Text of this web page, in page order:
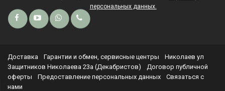
персональных данных.
Доставка Гарантии и обмен, сервисные центры
Николаев ул
Защитников Николаева 23а (Декабристов)
Договор публичной
оферты
Предоставление персональных данных
Связаться с
нами